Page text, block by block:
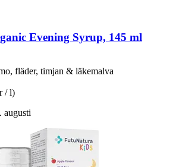
Evening Syrup, 145 ml
fläder, timjan & läkemalva
/ l)
augusti